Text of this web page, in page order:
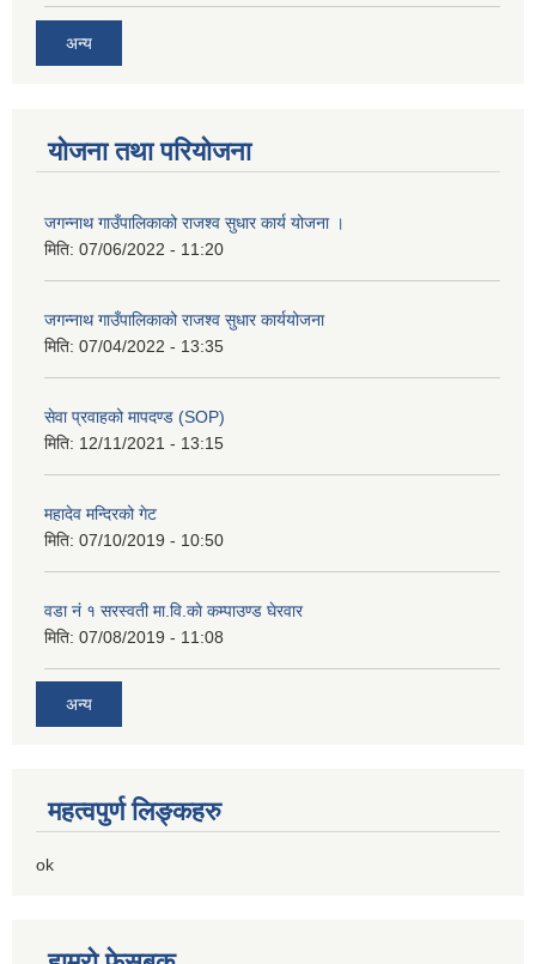
अन्य
योजना तथा परियोजना
जगन्नाथ गाउँपालिकाको राजश्व सुधार कार्य योजना ।
मिति: 07/06/2022 - 11:20
जगन्नाथ गाउँपालिकाको राजश्व सुधार कार्ययोजना
मिति: 07/04/2022 - 13:35
सेवा प्रवाहको मापदण्ड (SOP)
मिति: 12/11/2021 - 13:15
महादेव मन्दिरको गेट
मिति: 07/10/2019 - 10:50
वडा नं १ सरस्वती मा.वि.काे कम्पाउण्ड घेरवार
मिति: 07/08/2019 - 11:08
अन्य
महत्वपुर्ण लिङ्कहरु
ok